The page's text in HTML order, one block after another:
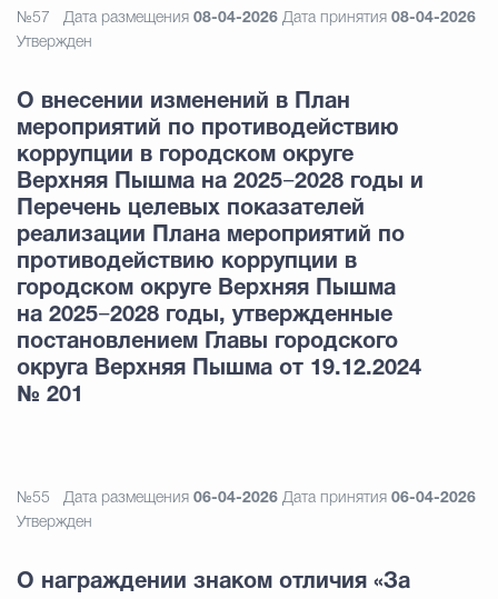
№57 Дата размещения 08-04-2026 Дата принятия 08-04-2026
Утвержден
О внесении изменений в План
мероприятий по противодействию
коррупции в городском округе
Верхняя Пышма на 2025−2028 годы и
Перечень целевых показателей
реализации Плана мероприятий по
противодействию коррупции в
городском округе Верхняя Пышма
на 2025−2028 годы, утвержденные
постановлением Главы городского
округа Верхняя Пышма от 19.12.2024
№ 201
№55 Дата размещения 06-04-2026 Дата принятия 06-04-2026
Утвержден
О награждении знаком отличия «За